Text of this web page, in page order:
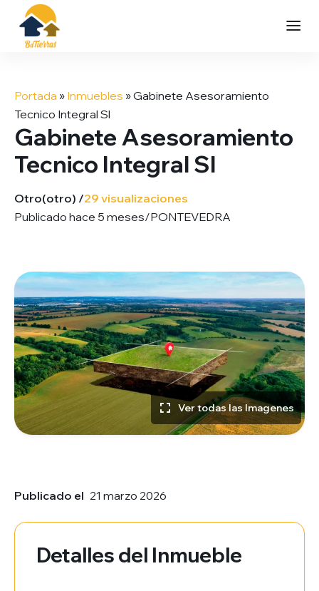
contenido
Portada » Inmuebles »Gabinete Asesoramiento
Tecnico Integral Sl
Gabinete Asesoramiento
Tecnico Integral Sl
Otro(otro) /29 visualizaciones
Publicado hace 5 meses/PONTEVEDRA
Ver todas las Imagenes
Publicado el 21 marzo 2026
Detalles del Inmueble